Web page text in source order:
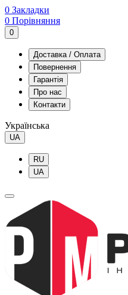
0 Закладки
0 Порівняння
0
Доставка / Оплата
Повернення
Гарантія
Про нас
Контакти
Українська
UA
RU
UA